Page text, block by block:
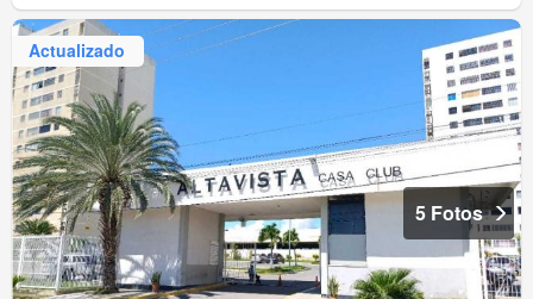
Actualizado
5 Fotos